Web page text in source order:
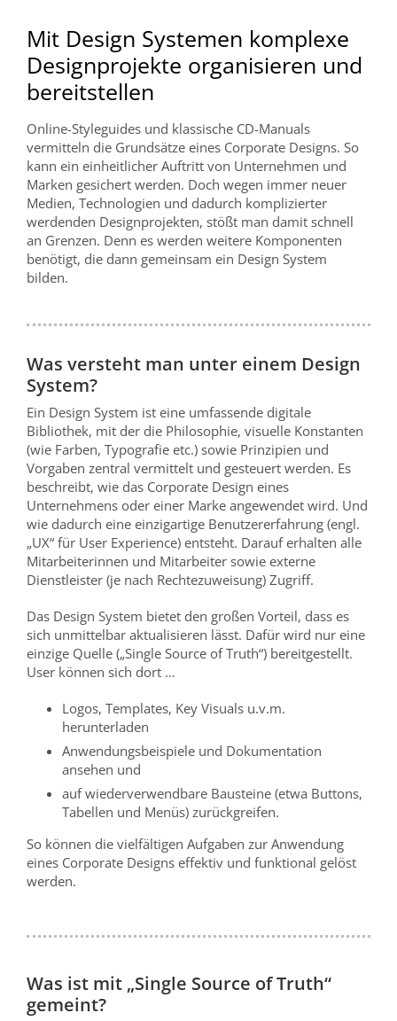
Mit Design Systemen komplexe
Designprojekte organisieren und
bereitstellen
Online-Styleguides und klassische CD-Manuals
vermitteln die Grundsätze eines Corporate Designs. So
kann ein einheitlicher Auftritt von Unternehmen und
Marken gesichert werden. Doch wegen immer neuer
Medien, Technologien und dadurch komplizierter
werdenden Designprojekten, stößt man damit schnell
an Grenzen. Denn es werden weitere Komponenten
benötigt, die dann gemeinsam ein Design System
bilden.
Was versteht man unter einem Design
System?
Ein Design System ist eine umfassende digitale
Bibliothek, mit der die Philosophie, visuelle Konstanten
(wie Farben, Typografie etc.) sowie Prinzipien und
Vorgaben zentral vermittelt und gesteuert werden. Es
beschreibt, wie das Corporate Design eines
Unternehmens oder einer Marke angewendet wird. Und
wie dadurch eine einzigartige Benutzererfahrung (engl.
„UX“ für User Experience) entsteht. Darauf erhalten alle
Mitarbeiterinnen und Mitarbeiter sowie externe
Dienstleister (je nach Rechtezuweisung) Zugriff.
Das Design System bietet den großen Vorteil, dass es
sich unmittelbar aktualisieren lässt. Dafür wird nur eine
einzige Quelle („Single Source of Truth“) bereitgestellt.
User können sich dort …
Logos, Templates, Key Visuals u.v.m.
herunterladen
Anwendungsbeispiele und Dokumentation
ansehen und
auf wiederverwendbare Bausteine (etwa Buttons,
Tabellen und Menüs) zurückgreifen.
So können die vielfältigen Aufgaben zur Anwendung
eines Corporate Designs effektiv und funktional gelöst
werden.
Was ist mit „Single Source of Truth“
gemeint?